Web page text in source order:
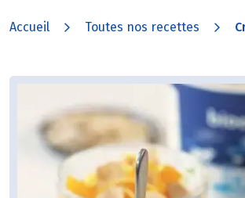
Accueil Toutes nos recettes